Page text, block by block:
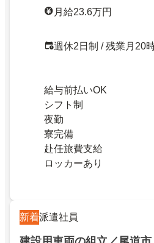
月給23.6万円
週休2日制 / 残業月20
給与前払いOK
シフト制
夜勤
寮完備
赴任旅費支給
ロッカーあり
新着派遣社員